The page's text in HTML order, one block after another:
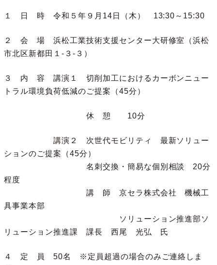
１ 日 時 令和５年９月14日（木） 13:30～15:30
２ 会 場 浜松工業技術支援センター大研修室（浜松
市北区新都田１-３-３）
３ 内 容 講演１ 切削加工におけるカーボンニュー
トラル環境負荷低減のご提案（45分）
休 憩 10分
講演２ 次世代モビリティ 最新ソリュー
ションのご提案（45分）
名刺交換・簡易な個別相談 20分
程度
講 師 京セラ株式会社 機械工
具事業本部
ソリューション推進部ソ
リューション推進課 課長 西尾 光弘 氏
４ 定 員 50名 ※定員超過の場合のみご連絡しま